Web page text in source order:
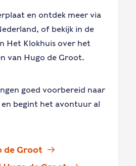
en ontdek meer via
of bekijk in de
Het Klokhuis over het
van Hugo de Groot.
goed voorbereid naar
en begint het avontuur al
de Groot